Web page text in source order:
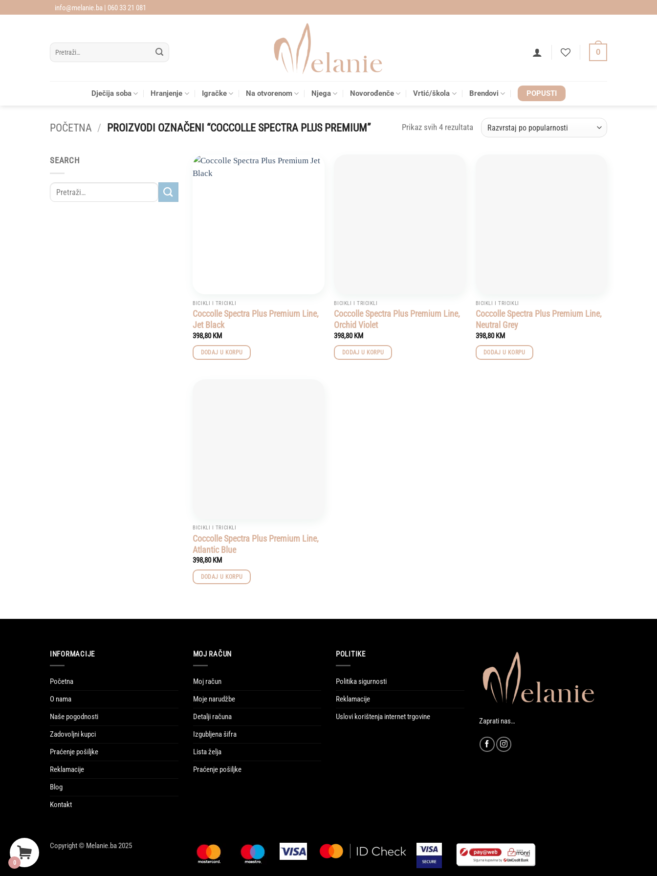
info@melanie.ba | 060 33 21 081
Pretraži:
0
Dječija soba Hranjenje Igračke Na otvorenom Njega Novorođenče Vrtić/škola Brendovi POPUSTI
POČETNA / PROIZVODI OZNAČENI “COCCOLLE SPECTRA PLUS PREMIUM” Prikaz svih 4 rezultataSorted
SEARCH
BICIKLI I TRICIKLI
Coccolle Spectra Plus Premium Line,
Jet Black
398,80KM
DODAJ U KORPU
BICIKLI I TRICIKLI
Coccolle Spectra Plus Premium Line,
Orchid Violet
398,80KM
DODAJ U KORPU
BICIKLI I TRICIKLI
Coccolle Spectra Plus Premium Line,
Neutral Grey
398,80KM
DODAJ U KORPU
BICIKLI I TRICIKLI
Coccolle Spectra Plus Premium Line,
Atlantic Blue
398,80KM
DODAJ U KORPU
INFORMACIJE
Početna
O nama
Naše pogodnosti
Zadovoljni kupci
Praćenje pošiljke
Reklamacije
Blog
Kontakt
MOJ RAČUN
Moj račun
Moje narudžbe
Detalji računa
Izgubljena šifra
Lista želja
Praćenje pošiljke
POLITIKE
Politika sigurnosti
Reklamacije
Uslovi korištenja internet trgovine
Zaprati nas…
Copyright © Melanie.ba 2025
0